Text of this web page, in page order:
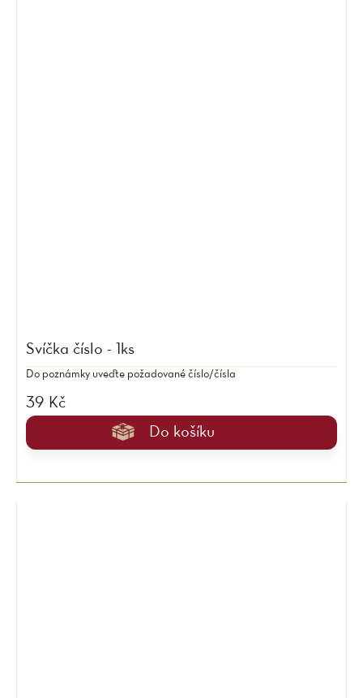
Svíčka číslo - 1ks
39 Kč
Do košíku
Do poznámky uveďte požadované číslo/čísla